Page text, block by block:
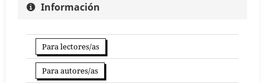
Información
Para lectores/as
Para autores/as